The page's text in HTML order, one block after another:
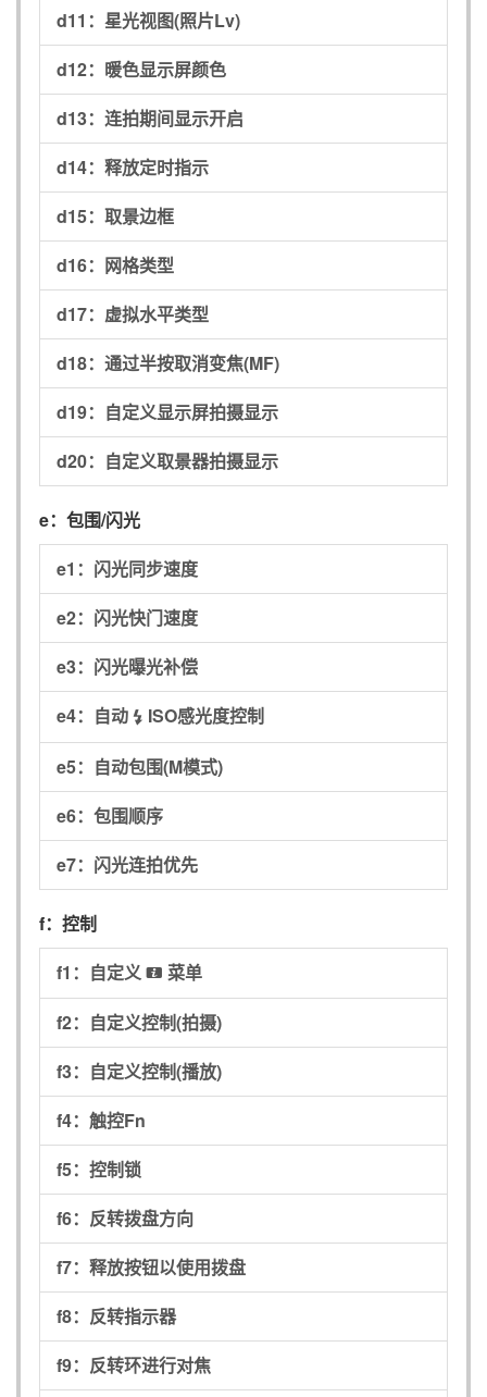
d11： 星光视图(照片Lv)
d12： 暖色显示屏颜色
d13： 连拍期间显示开启
d14： 释放定时指示
d15： 取景边框
d16： 网格类型
d17： 虚拟水平类型
d18： 通过半按取消变焦(MF)
d19： 自定义显示屏拍摄显示
d20： 自定义取景器拍摄显示
e： 包围/闪光
e1： 闪光同步速度
e2： 闪光快门速度
e3： 闪光曝光补偿
e4： 自动 c ISO感光度控制
e5： 自动包围(M模式)
e6： 包围顺序
e7： 闪光连拍优先
f： 控制
f1： 自定义 i 菜单
f2： 自定义控制(拍摄)
f3： 自定义控制(播放)
f4： 触控Fn
f5： 控制锁
f6： 反转拨盘方向
f7： 释放按钮以使用拨盘
f8： 反转指示器
f9： 反转环进行对焦